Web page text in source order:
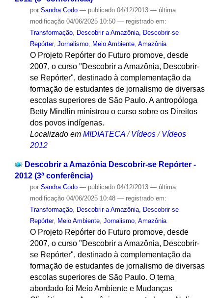
por Sandra Codo — publicado04/12/2013 — última
modificação04/06/2025 10:50 — registrado em:
Transformação, Descobrir a Amazônia, Descobrir-se
Repórter, Jornalismo, Meio Ambiente, Amazônia
O Projeto Repórter do Futuro promove, desde
2007, o curso "Descobrir a Amazônia, Descobrir-
se Repórter", destinado à complementação da
formação de estudantes de jornalismo de diversas
escolas superiores de São Paulo. A antropóloga
Betty Mindlin ministrou o curso sobre os Direitos
dos povos indígenas.
Localizado em MIDIATECA /Vídeos /Vídeos
2012
Descobrir a Amazônia Descobrir-se Repórter -
2012 (3ª conferência)
por Sandra Codo — publicado04/12/2013 — última
modificação04/06/2025 10:48 — registrado em:
Transformação, Descobrir a Amazônia, Descobrir-se
Repórter, Meio Ambiente, Jornalismo, Amazônia
O Projeto Repórter do Futuro promove, desde
2007, o curso "Descobrir a Amazônia, Descobrir-
se Repórter", destinado à complementação da
formação de estudantes de jornalismo de diversas
escolas superiores de São Paulo. O tema
abordado foi Meio Ambiente e Mudanças